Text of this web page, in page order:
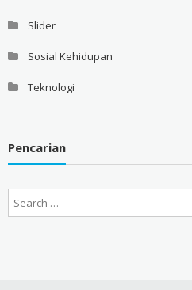
Slider
Sosial Kehidupan
Teknologi
Pencarian